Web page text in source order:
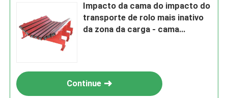
Impacto da cama do impacto do
transporte de rolo mais inativo
da zona da carga - cama
Continue